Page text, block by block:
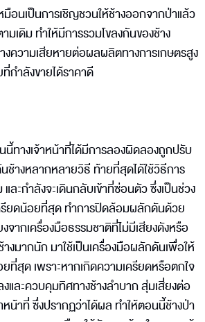
มือนเป็นการเชิญชวนให้ช้างออกจากป่าแล้ว
เดิม ทำให้มีการรวมโขลงกันของช้าง
ความเสียหายต่อผลผลิตทางการเกษตรสูง
กำลังขายได้ราคาดี
นี้ทางเจ้าหน้าที่ได้มีการลองผิดลองถูกปรับ
ช้างหลากหลายวิธี ท้ายที่สุดได้ใช้วิธีการ
ละกำลังจะเดินกลับเข้าที่ซ่อนตัว ซึ่งเป็นช่วง
รียดน้อยที่สุด ทำการปิดล้อมผลักดันด้วย
จากเครื่องมือธรรมชาติที่ไม่มีเสียงดังหรือ
งมากนัก มาใช้เป็นเครื่องมือผลักดันเพื่อให้
ที่สุด เพราะหากเกิดความเครียดหรือตกใจ
งและควบคุมทิศทางช้างลำบาก สุ่มเสี่ยงต่อ
น้าที่ ซึ่งปรากฏว่าได้ผล ทำให้ตอนนี้ช้างป่า